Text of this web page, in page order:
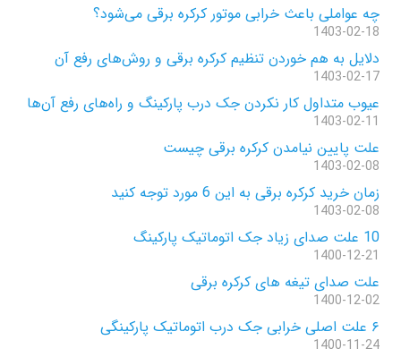
چه عواملی باعث خرابی موتور کرکره برقی می‌شود؟
1403-02-18
دلایل به هم خوردن تنظیم کرکره برقی و روش‌های رفع آن
1403-02-17
عیوب متداول کار نکردن جک درب پارکینگ و راه‌های رفع آن‌ها
1403-02-11
علت پایین نیامدن کرکره برقی چیست
1403-02-08
زمان خرید کرکره برقی به این 6 مورد توجه کنید
1403-02-08
10 علت صدای زیاد جک اتوماتیک پارکینگ
1400-12-21
علت صدای تیغه های کرکره برقی
1400-12-02
۶ علت اصلی خرابی جک درب اتوماتیک پارکینگی
1400-11-24